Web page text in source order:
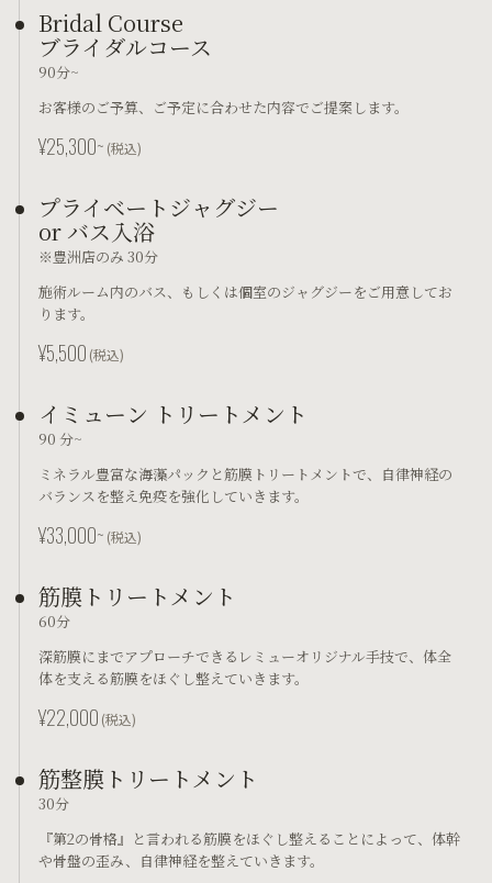
Bridal Course
ブライダルコース
90分~
お客様のご予算、ご予定に合わせた内容でご提案します。
¥25,300~ (税込)
プライベートジャグジー
or バス入浴
※豊洲店のみ 30分
施術ルーム内のバス、もしくは個室のジャグジーをご用意してお
ります。
¥5,500 (税込)
イミューン トリートメント
90 分~
ミネラル豊富な海藻パックと筋膜トリートメントで、自律神経の
バランスを整え免疫を強化していきます。
¥33,000~ (税込)
筋膜トリートメント
60分
深筋膜にまでアプローチできるレミューオリジナル手技で、体全
体を支える筋膜をほぐし整えていきます。
¥22,000 (税込)
筋整膜トリートメント
30分
『第2の骨格』と言われる筋膜をほぐし整えることによって、体幹
や骨盤の歪み、自律神経を整えていきます。